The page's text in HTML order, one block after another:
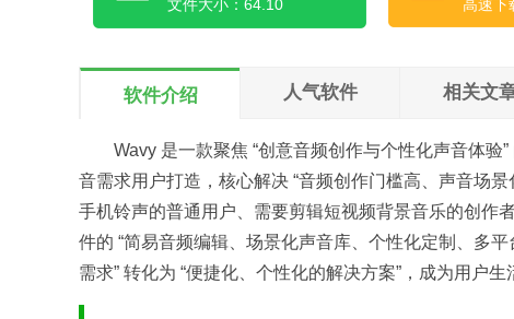
文件大小：64.10 高速下
软件介绍 人气软件 相关文
Wavy 是一款聚焦 “创意音频创作与个性化声音体
音需求用户打造，核心解决 “音频创作门槛高、声音场
手机铃声的普通用户、需要剪辑短视频背景音乐的创作
件的 “简易音频编辑、场景化声音库、个性化定制、多
需求” 转化为 “便捷化、个性化的解决方案”，成为用户生